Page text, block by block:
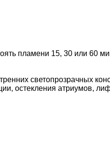
пламени 15, 30 или 60
светопрозрачных
остекления атриумов,